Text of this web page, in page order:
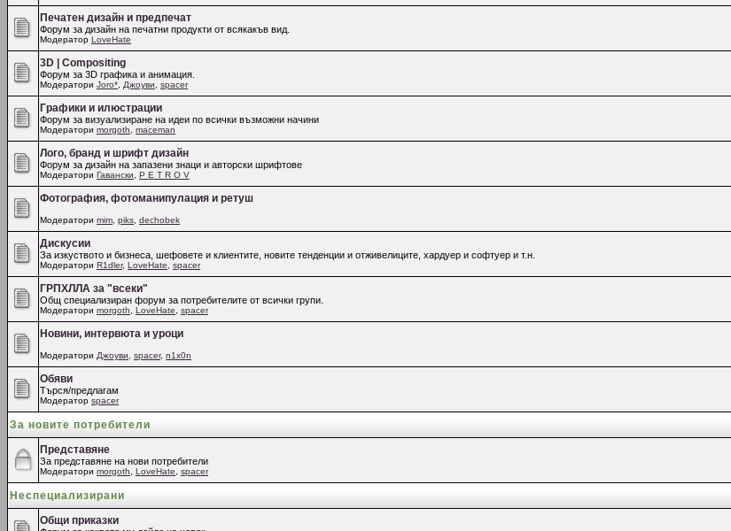
Печатен дизайн и предпечат
Форум за дизайн на печатни продукти от всякакъв вид.
Модератор LoveHate
3D | Compositing
Форум за 3D графика и анимация.
Модератори Joro* Джоуви spacer
Графики и илюстрации
Форум за визуализиране на идеи по всички възможни начини
Модератори morgoth maceman
Лого, бранд и шрифт дизайн
Форум за дизайн на запазени знаци и авторски шрифтове
Модератори Гавански P E T R O V
Фотография, фотоманипулация и ретуш
Модератори mim piks dechobek
Дискусии
За изкуството и бизнеса, шефовете и клиентите, новите тенденции и отживелиците, хардуер и софтуер и т.н.
Модератори R1dler, LoveHate spacer
ГРПХЛЛА за "всеки"
Общ специализиран форум за потребителите от всички групи.
Модератори morgoth LoveHate spacer
Новини, интервюта и уроци
Модератори Джоуви spacer, n1x0n
Обяви
Търся/предлагам
Модератор spacer
За новите потребители
Представяне
За представяне на нови потребители
Модератори morgoth LoveHate spacer
Неспециализирани
Общи приказки